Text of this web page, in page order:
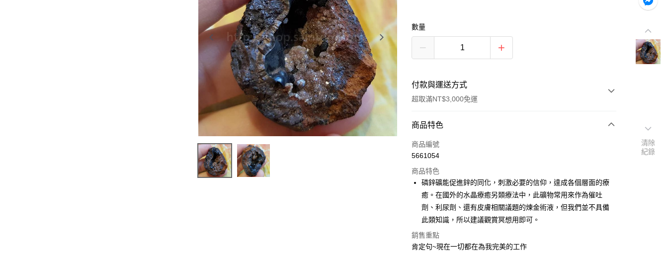
數量
付款與運送方式
超取滿NT$3,000免運
付款方式
信用卡一次付款
LINE Pay
Apple Pay
街口支付
悠遊付
商品特色
商品編號
5661054
商品特色
磷鋅礦能促進鋅的同化，刺激必要的信仰，達成各個層面的療
癒。在國外的水晶療癒另類療法中，此礦物常用來作為催吐
劑、利尿劑、還有皮膚相關議題的煉金術液，但我們並不具備
此類知識，所以建議觀賞冥想用即可。
銷售重點
肯定句~現在一切都在為我完美的工作
清除
紀錄